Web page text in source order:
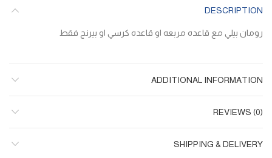
DESCRIPTION
رومان بيلي مع قاعده مربعه او قاعده كرسي او بيرنج فقط
ADDITIONAL INFORMATION
REVIEWS (0)
SHIPPING & DELIVERY